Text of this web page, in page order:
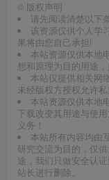
© 版权声明
请先阅读清楚以下
该资源仅供个人学
果将由您自己承担!
本站资源仅供本地
想和原理为目的用途
本站仅提供相关网
未经版权方授权允许私
本站资源仅供本地
下载改变其用途与使
义务！
本站所有内容均由
研究交流为目的，仅
途，我们只做安全认
站长进行删除。